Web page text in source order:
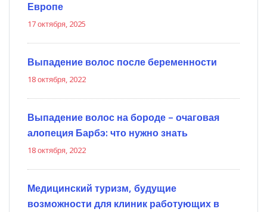
Европе
17 октября, 2025
Выпадение волос после беременности
18 октября, 2022
Выпадение волос на бороде – очаговая
алопеция Барбэ: что нужно знать
18 октября, 2022
Медицинский туризм, будущие
возможности для клиник работующих в